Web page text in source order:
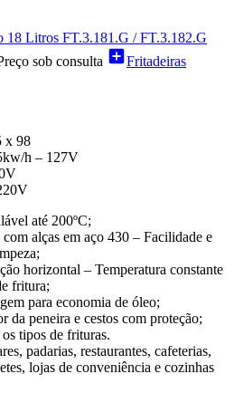
18 Litros FT.3.181.G / FT.3.182.G
sob consulta add_boxFritadeiras
x 98
h – 127V
até 200ºC;
alças em aço 430 – Facilidade e
horizontal – Temperatura constante
fritura;
para economia de óleo;
da peneira e cestos com proteção;
tipos de frituras.
padarias, restaurantes, cafeterias,
lojas de conveniência e cozinhas